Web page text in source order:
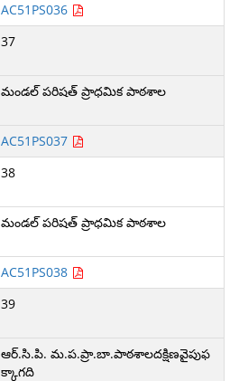
AC51PS036
37
మండల్ పరిషత్ ప్రాధమిక పాఠశాల
AC51PS037
38
మండల్ పరిషత్ ప్రాధమిక పాఠశాల
AC51PS038
39
ఆర్.సి.పి. మ.ప.ప్రా.బా.పాఠశాలదక్షిణవైపుఫ
క్కాగది